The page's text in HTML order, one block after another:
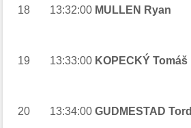
18 13:32:00 MULLEN Ryan
19 13:33:00 KOPECKÝ Tomáš
20 13:34:00 GUDMESTAD Tord